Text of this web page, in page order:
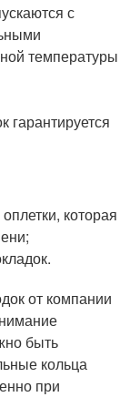
с
температуры
гарантируется
которая
от компании
быть
кольца
при